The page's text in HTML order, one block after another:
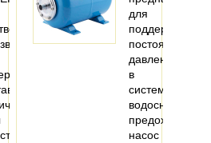
для
поддержания
постоянного
давления
в
системе
предохраняет
насос